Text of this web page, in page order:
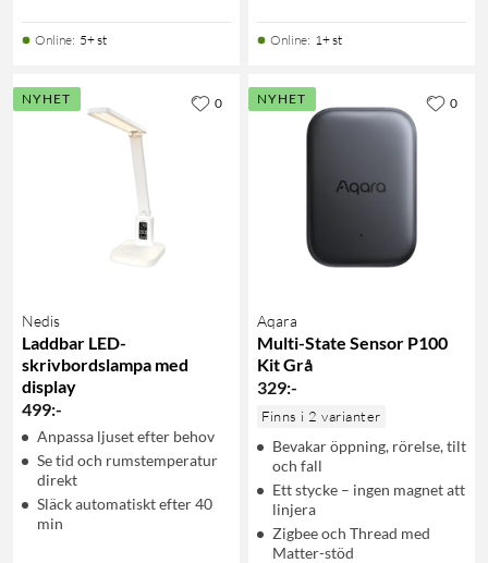
Online: 5+ st Online: 1+ st
NYHET
Nedis
Laddbar LED-
skrivbordslampa med
display
499:-
Anpassa ljuset efter behov
Se tid och rumstemperatur
direkt
Släck automatiskt efter 40
min
0 NYHET
Aqara
Multi-State Sensor P100
Kit Grå
329:-
Finns i 2 varianter
Bevakar öppning, rörelse, tilt
och fall
Ett stycke – ingen magnet att
linjera
Zigbee och Thread med
Matter-stöd
0